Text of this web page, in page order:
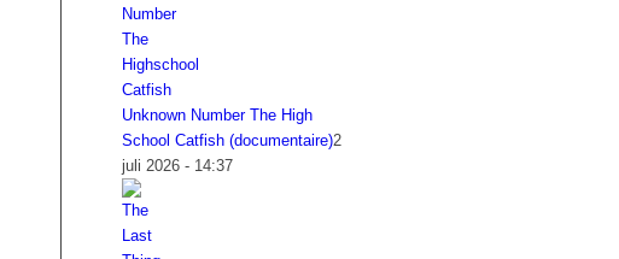
Unknown Number The High
School Catfish (documentaire)2
juli 2026 - 14:37